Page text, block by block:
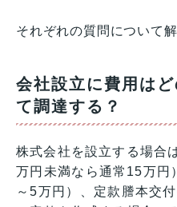
それぞれの質問について解
会社設立に費用は
て調達する？
株式会社を設立する場合
万円未満なら通常15万円
～5万円）、定款謄本交